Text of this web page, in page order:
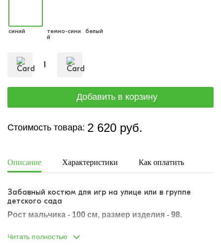
синий
темно-сини
й
белый
Стоимость товара: 2 620 руб.
Описание Характеристики Как оплатить
Забавный костюм для игр на улице или в группе
детского сада
Рост мальчика - 100 см, размер изделия - 98.
футболка из мягкой, гладкой кулирки
Читать полностью